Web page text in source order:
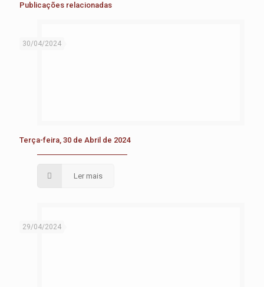
Publicações relacionadas
30/04/2024
Terça-feira, 30 de Abril de 2024
Ler mais
29/04/2024